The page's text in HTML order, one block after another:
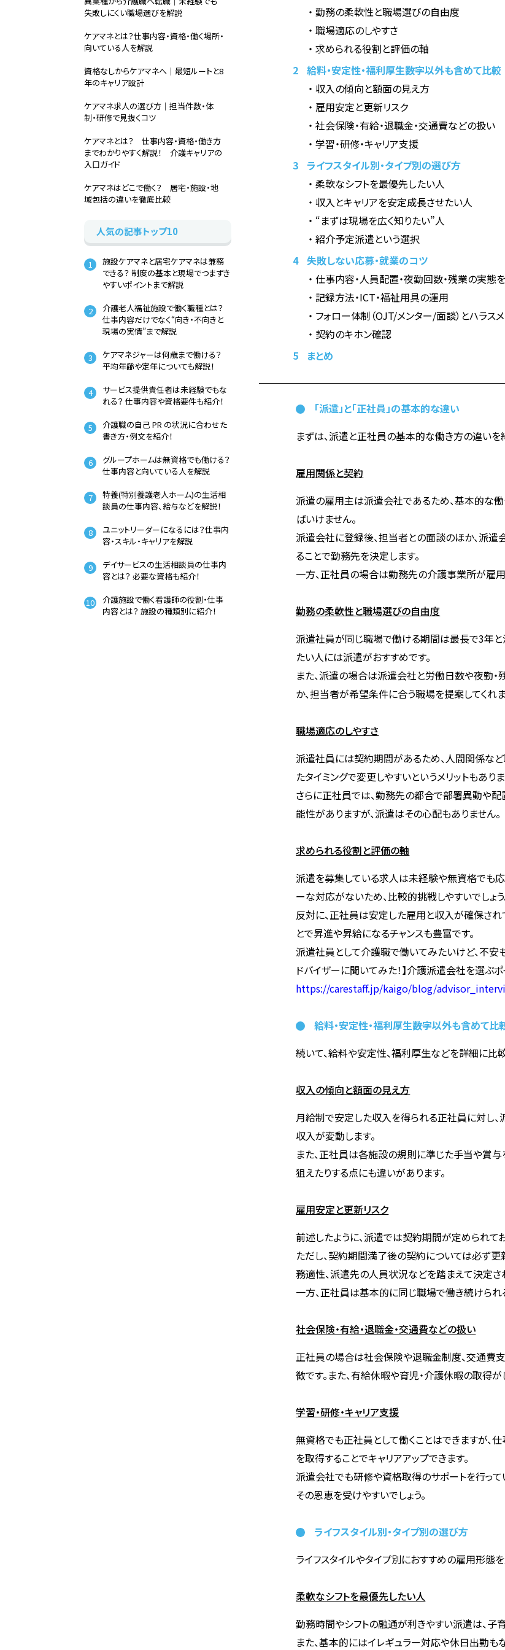
失敗しにくい職場選びを解説
ケアマネとは？仕事内容・資格・働く場所・
向いている人を解説
資格なしからケアマネへ｜最短ルートと8
年のキャリア設計
ケアマネ求人の選び方｜担当件数・体
制・研修で見抜くコツ
ケアマネとは？ 仕事内容・資格・働き方
までわかりやすく解説！ 介護キャリアの
入口ガイド
ケアマネはどこで働く？ 居宅・施設・地
域包括の違いを徹底比較
人気の記事トップ10
施設ケアマネと居宅ケアマネは兼務
できる？ 制度の基本と現場でつまずき
やすいポイントまで解説
介護老人福祉施設で働く職種とは？――
仕事内容だけでなく“向き・不向きと
現場の実情”まで解説
ケアマネジャーは何歳まで働ける？
平均年齢や定年についても解説！
サービス提供責任者は未経験でもな
れる？ 仕事内容や資格要件も紹介！
介護職の自己 PR の状況に合わせた
書き方・例文を紹介！
グループホームは無資格でも働ける？
仕事内容と向いている人を解説
特養(特別養護老人ホーム)の生活相
談員の仕事内容、給与などを解説！
ユニットリーダーになるには？仕事内
容・スキル・キャリアを解説
デイサービスの生活相談員の仕事内
容とは？ 必要な資格も紹介！
介護施設で働く看護師の役割・仕事
内容とは？ 施設の種類別に紹介！
勤務の柔軟性と職場選びの自由度
職場適応のしやすさ
求められる役割と評価の軸
2 給料・安定性・福利厚生――数字以外も含めて比較
収入の傾向と額面の見え方
雇用安定と更新リスク
社会保険・有給・退職金・交通費などの扱い
学習・研修・キャリア支援
3
ライフスタイル別・タイプ別の選び方
柔軟なシフトを最優先したい人
収入とキャリアを安定成長させたい人
“まずは現場を広く知りたい”人
紹介予定派遣という選択
4 失敗しない応募・就業のコツ
仕事内容・人員配置・夜勤回数・残業の実態
記録方法・ICT・福祉用具の運用
フォロー体制（OJT/メンター/面談）とハラス
契約のキホン確認
5
まとめ
「派遣」と「正社員」の基本的な違い
まずは、派遣と正社員の基本的な働き方の違いを
雇用関係と契約
派遣の雇用主は派遣会社であるため、基本的な
ばいけません。
派遣会社に登録後、担当者との面談のほか、派遣
ることで勤務先を決定します。
一方、正社員の場合は勤務先の介護事業所が雇用
勤務の柔軟性と職場選びの自由度
派遣社員が同じ職場で働ける期間は最長で3年と
たい人には派遣がおすすめです。
また、派遣の場合は派遣会社と労働日数や夜勤
か、担当者が希望条件に合う職場を提案してくれま
職場適応のしやすさ
派遣社員には契約期間があるため、人間関係な
たタイミングで変更しやすいというメリットもありま
さらに正社員では、勤務先の都合で部署異動や
能性がありますが、派遣はその心配もありません。
求められる役割と評価の軸
派遣を募集している求人は未経験や無資格でも
ーな対応がないため、比較的挑戦しやすいでしょう
反対に、正社員は安定した雇用と収入が確保さ
とで昇進や昇給になるチャンスも豊富です。
派遣社員として介護職で働いてみたいけど、不安
ドバイザーに聞いてみた！】介護派遣会社を選ぶポ
https://carestaff.jp/kaigo/blog/
給料・安定性・福利厚生――数字以外も含めて比
続いて、給料や安定性、福利厚生などを詳細に比較
収入の傾向と額面の見え方
月給制で安定した収入を得られる正社員に対し
収入が変動します。
また、正社員は各施設の規則に準じた手当や賞
狙えたりする点にも違いがあります。
雇用安定と更新リスク
前述したように、派遣では契約期間が定められて
ただし、契約期間満了後の契約については必ず
務適性、派遣先の人員状況などを踏まえて決定さ
一方、正社員は基本的に同じ職場で働き続けられ
社会保険・有給・退職金・交通費などの扱い
正社員の場合は社会保険や退職金制度、交通費
徴です。また、有給休暇や育児・介護休暇の取得が
学習・研修・キャリア支援
無資格でも正社員として働くことはできますが
を取得することでキャリアアップできます。
派遣会社でも研修や資格取得のサポートを行っ
その恩恵を受けやすいでしょう。
ライフスタイル別・タイプ別の選び方
ライフスタイルやタイプ別におすすめの雇用形態を
柔軟なシフトを最優先したい人
勤務時間やシフトの融通が利きやすい派遣は、子
また、基本的にはイレギュラー対応や休日出勤も